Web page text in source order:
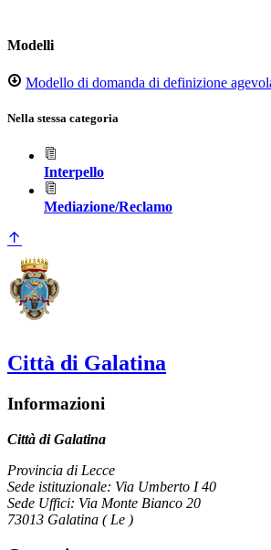
Modelli
Modello di domanda di definizione
Nella stessa categoria
Interpello
Mediazione/Reclamo
Città di Galatina
Informazioni
Città di Galatina
Provincia di Lecce
Sede istituzionale: Via Umberto I 40
Sede Uffici: Via Monte Bianco 20
73013 Galatina ( Le )